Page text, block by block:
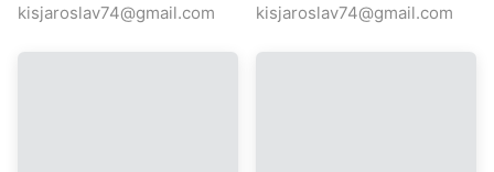
kisjaroslav74@gmail.com
kisjaroslav74@gmail.com